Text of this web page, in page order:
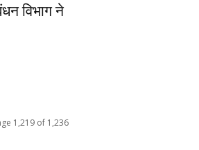
विभाग ने
1,219 of 1,236